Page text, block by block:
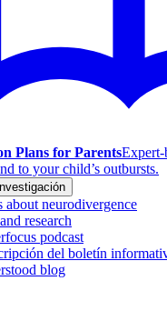
Plans for ParentsExpert-
to your child’s outbursts.
about neurodivergence
research
podcast
del boletín
blog